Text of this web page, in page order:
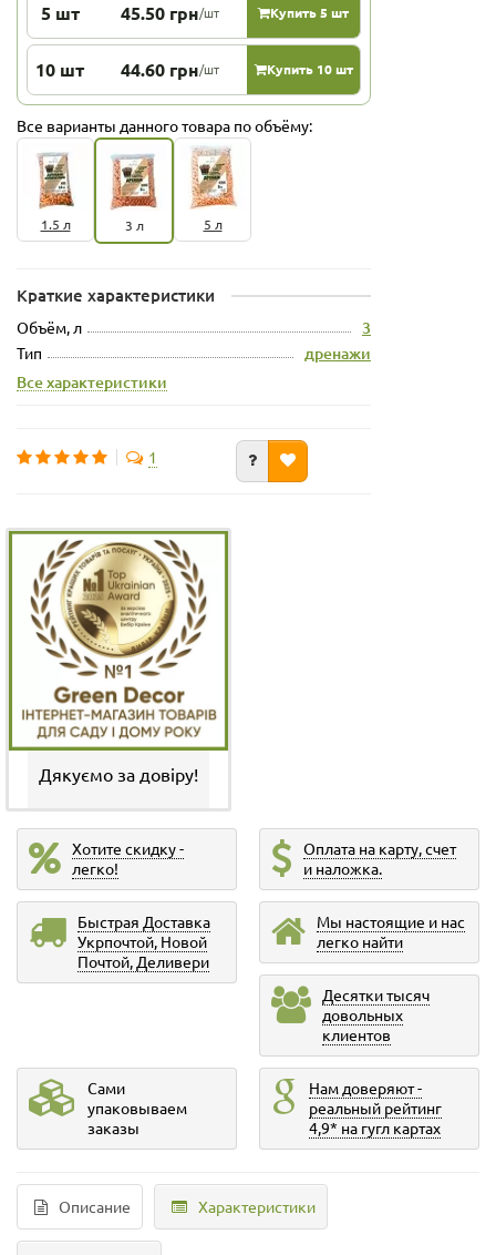
5 шт 45.50 грн/шт Купить 5 шт
10 шт 44.60 грн/шт Купить 10 шт
Все варианты данного товара по объёму:
1.5 л 3 л 5 л
Краткие характеристики
Объём, л 3
Тип
дренажи
Все характеристики
1
Дякуємо за довіру!
Хотите скидку -
легко!
Оплата на карту, счет
и наложка.
Быстрая Доставка
Укрпочтой, Новой
Почтой, Деливери
Мы настоящие и нас
легко найти
Десятки тысяч
довольных
клиентов
Сами
упаковываем
заказы
Нам доверяют -
реальный рейтинг
4,9* на гугл картах
Описание Характеристики